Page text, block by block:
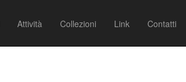
Attività Collezioni Link Contatti